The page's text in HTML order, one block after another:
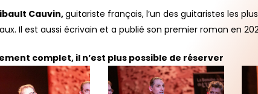
Cauvin,guitariste français, l’un des guitaristes les
Il est aussi écrivain et a publié son premier roman en
complet, il n’est plus possible de réserver
JJW-